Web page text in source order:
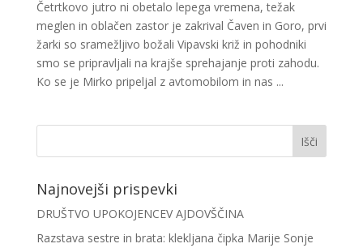
Četrtkovo jutro ni obetalo lepega vremena, težak
meglen in oblačen zastor je zakrival Čaven in Goro, prvi
žarki so sramežljivo božali Vipavski križ in pohodniki
smo se pripravljali na krajše sprehajanje proti zahodu.
Ko se je Mirko pripeljal z avtomobilom in nas ...
Najnovejši prispevki
DRUŠTVO UPOKOJENCEV AJDOVŠČINA
Razstava sestre in brata: klekljana čipka Marije Sonje